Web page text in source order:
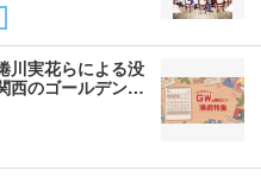
川実花らによる没
西のゴールデン…